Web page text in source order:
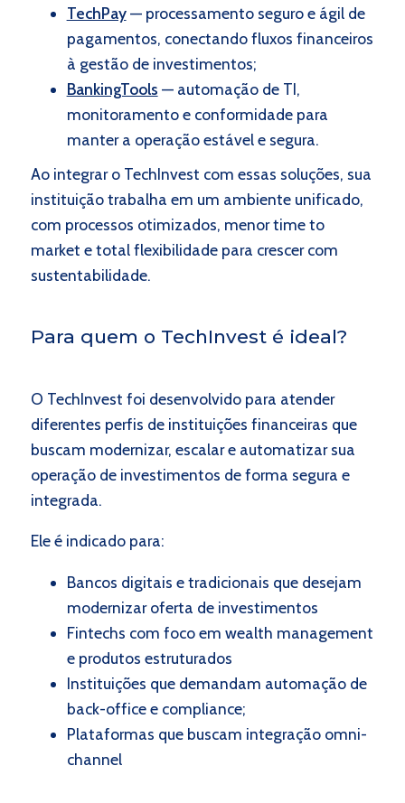
TechPay— processamento seguro e ágil de
pagamentos, conectando fluxos financeiros
à gestão de investimentos;
BankingTools — automação de TI,
monitoramento e conformidade para
manter a operação estável e segura.
Ao integrar o TechInvest com essas soluções, sua
instituição trabalha em um ambiente unificado,
com processos otimizados, menor time to
market e total flexibilidade para crescer com
sustentabilidade.
Para quem o TechInvest é ideal?
O TechInvest foi desenvolvido para atender
diferentes perfis de instituições financeiras que
buscam modernizar, escalar e automatizar sua
operação de investimentos de forma segura e
integrada.
Ele é indicado para:
Bancos digitais e tradicionais que desejam
modernizar oferta de investimentos
Fintechs com foco em wealth management
e produtos estruturados
Instituições que demandam automação de
back-office e compliance;
Plataformas que buscam integração omni-
channel